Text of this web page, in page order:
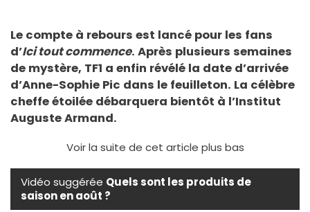
Le compte à rebours est lancé pour les fans
d’Ici tout commence. Après plusieurs semaines
de mystère, TF1 a enfin révélé la date d’arrivée
d’Anne-Sophie Pic dans le feuilleton. La célèbre
cheffe étoilée débarquera bientôt à l’Institut
Auguste Armand.
Voir la suite de cet article plus bas
Vidéo suggérée Quels sont les produits de
saison en août ?